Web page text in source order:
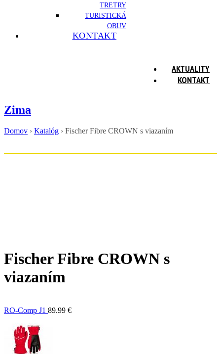
TRETRY
TURISTICKÁ
OBUV
KONTAKT
AKTUALITY
KONTAKT
Zima
Domov › Katalóg › Fischer Fibre CROWN s viazaním
Fischer Fibre CROWN s
viazaním
RO-Comp J1 89.99 €